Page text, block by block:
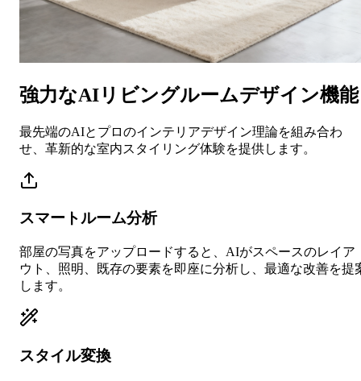
強力なAIリビングルームデザイン機能
最先端のAIとプロのインテリアデザイン理論を組み合わ
せ、革新的な室内スタイリング体験を提供します。
スマートルーム分析
部屋の写真をアップロードすると、AIがスペースのレイア
ウト、照明、既存の要素を即座に分析し、最適な改善を提
します。
スタイル変換